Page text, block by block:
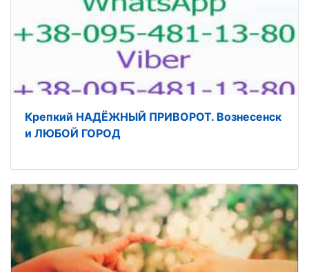
Крепкий НАДЁЖНЫЙ ПРИВОРОТ. Вознесенск
и ЛЮБОЙ ГОРОД